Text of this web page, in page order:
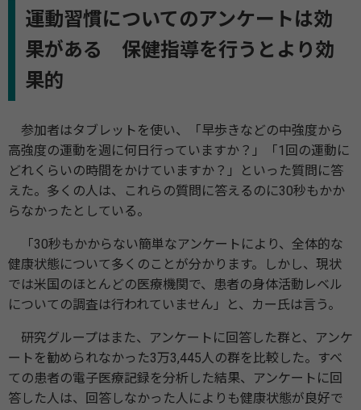
運動習慣についてのアンケートは効
果がある 保健指導を行うとより効
果的
参加者はタブレットを使い、「早歩きなどの中強度から
高強度の運動を週に何日行っていますか？」「1回の運動に
どれくらいの時間をかけていますか？」といった質問に答
えた。多くの人は、これらの質問に答えるのに30秒もかか
らなかったとしている。
「30秒もかからない簡単なアンケートにより、全体的な
健康状態について多くのことが分かります。しかし、現状
では米国のほとんどの医療機関で、患者の身体活動レベル
についての調査は行われていません」と、カー氏は言う。
研究グループはまた、アンケートに回答した群と、アンケ
ートを勧められなかった3万3,445人の群を比較した。すべ
ての患者の電子医療記録を分析した結果、アンケートに回
答した人は、回答しなかった人によりも健康状態が良好で